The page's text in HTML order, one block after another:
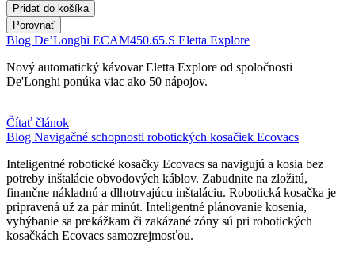
Pridať do košíka
Porovnať
Blog De’Longhi ECAM450.65.S Eletta Explore
Nový automatický kávovar Eletta Explore od spoločnosti
De'Longhi ponúka viac ako 50 nápojov.
Čítať článok
Blog Navigačné schopnosti robotických kosačiek Ecovacs
Inteligentné robotické kosačky Ecovacs sa navigujú a kosia bez
potreby inštalácie obvodových káblov. Zabudnite na zložitú,
finančne nákladnú a dlhotrvajúcu inštaláciu. Robotická kosačka je
pripravená už za pár minút. Inteligentné plánovanie kosenia,
vyhýbanie sa prekážkam či zakázané zóny sú pri robotických
kosačkách Ecovacs samozrejmosťou.